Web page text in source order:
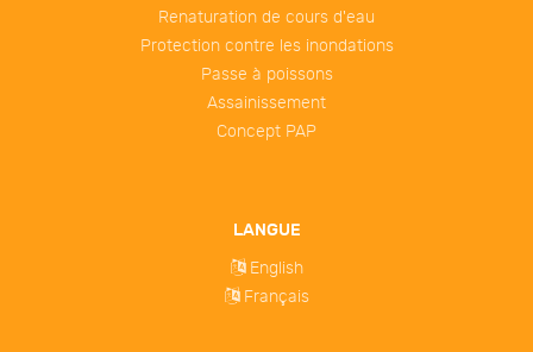
Renaturation de cours d'eau
Protection contre les inondations
Passe à poissons
Assainissement
Concept PAP
LANGUE
English
Français